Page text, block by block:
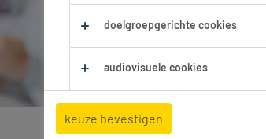
doelgroepgerichte cookies
audiovisuele cookies
keuze bevestigen